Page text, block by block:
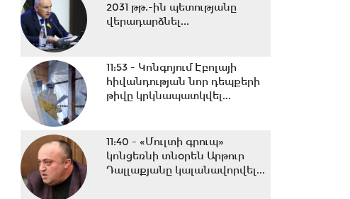
2031 թթ.-ին պետությանը
վերադարձնել...
11:53 - Կոնգոյում Էբոլայի
հիվանդության նոր դեպքերի
թիվը կրկնապատկվել...
11:40 - «Մուլտի գրուպ»
կոնցեռնի տնօրեն Արթուր
Դալլաքյանը կալանավորվել...